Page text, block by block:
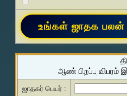
ஆண் பிறப்பு விபரம்
ஜாதகர் பெயர் :